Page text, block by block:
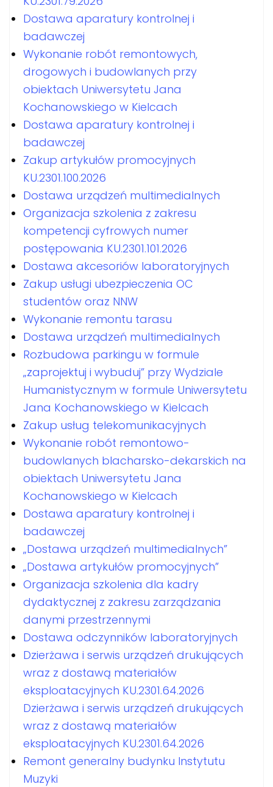
Dostawa aparatury kontrolnej i
badawczej
Wykonanie robót remontowych,
drogowych i budowlanych przy
obiektach Uniwersytetu Jana
Kochanowskiego w Kielcach
Dostawa aparatury kontrolnej i
badawczej
Zakup artykułów promocyjnych
KU.2301.100.2026
Dostawa urządzeń multimedialnych
Organizacja szkolenia z zakresu
kompetencji cyfrowych numer
postępowania KU.2301.101.2026
Dostawa akcesoriów laboratoryjnych
Zakup usługi ubezpieczenia OC
studentów oraz NNW
Wykonanie remontu tarasu
Dostawa urządzeń multimedialnych
Rozbudowa parkingu w formule
„zaprojektuj i wybuduj” przy Wydziale
Humanistycznym w formule Uniwersytetu
Jana Kochanowskiego w Kielcach
Zakup usług telekomunikacyjnych
Wykonanie robót remontowo-
budowlanych blacharsko-dekarskich na
obiektach Uniwersytetu Jana
Kochanowskiego w Kielcach
Dostawa aparatury kontrolnej i
badawczej
„Dostawa urządzeń multimedialnych”
„Dostawa artykułów promocyjnych”
Organizacja szkolenia dla kadry
dydaktycznej z zakresu zarządzania
danymi przestrzennymi
Dostawa odczynników laboratoryjnych
Dzierżawa i serwis urządzeń drukujących
wraz z dostawą materiałów
eksploatacyjnych KU.2301.64.2026
Dzierżawa i serwis urządzeń drukujących
wraz z dostawą materiałów
eksploatacyjnych KU.2301.64.2026
Remont generalny budynku Instytutu
Muzyki